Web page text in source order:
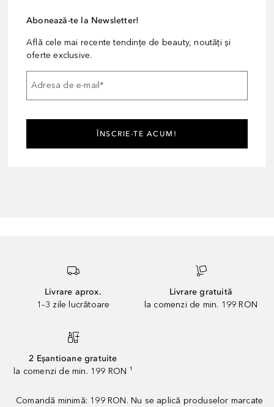
Abonează-te la Newsletter!
Află cele mai recente tendințe de beauty, noutăți și
oferte exclusive.
Adresa de e-mail*
ÎNSCRIE-TE ACUM!
Livrare aprox.
1–3 zile lucrătoare
Livrare gratuită
la comenzi de min. 199 RON
2 Eșantioane gratuite
la comenzi de min. 199 RON ¹
Comandă minimă: 199 RON. Nu se aplică produselor marcate